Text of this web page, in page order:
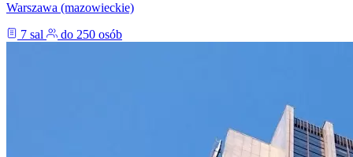
Warszawa (mazowieckie)
7 sal
do 250 osób